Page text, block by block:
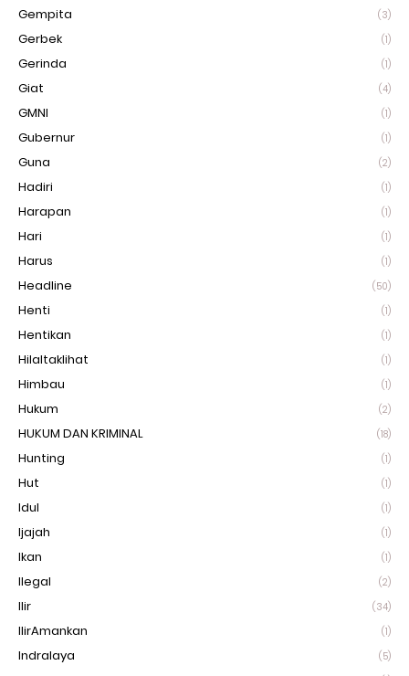
Gempita (3)
Gerbek (1)
Gerinda (1)
Giat (4)
GMNI (1)
Gubernur (1)
Guna (2)
Hadiri (1)
Harapan (1)
Hari (1)
Harus (1)
Headline (50)
Henti (1)
Hentikan (1)
Hilaltaklihat (1)
Himbau (1)
Hukum (2)
HUKUM DAN KRIMINAL (18)
Hunting (1)
Hut (1)
Idul (1)
Ijajah (1)
Ikan (1)
Ilegal (2)
Ilir (34)
IlirAmankan (1)
Indralaya (5)